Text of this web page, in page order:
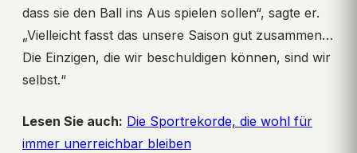
dass sie den Ball ins Aus spielen sollen“, sagte er.
„Vielleicht fasst das unsere Saison gut zusammen…
Die Einzigen, die wir beschuldigen können, sind wir
selbst.“
Lesen Sie auch: Die Sportrekorde, die wohl für
immer unerreichbar bleiben